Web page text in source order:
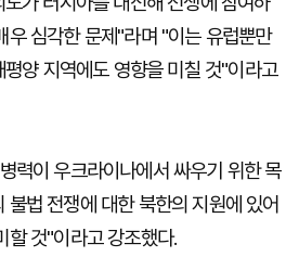
우 심각한 문제"라며 "이는 유럽뿐만
평양 지역에도 영향을 미칠 것"이라고
력이 우크라이나에서 싸우기 위한 목
법 전쟁에 대한 북한의 지원에 있어
할 것"이라고 강조했다.